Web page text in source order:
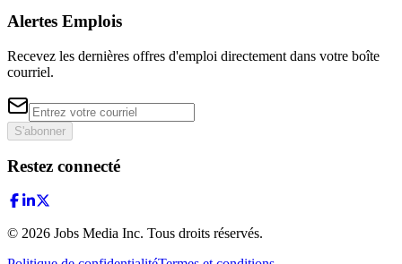
Alertes Emplois
Recevez les dernières offres d'emploi directement dans votre boîte
courriel.
S'abonner
Restez connecté
© 2026 Jobs Media Inc. Tous droits réservés.